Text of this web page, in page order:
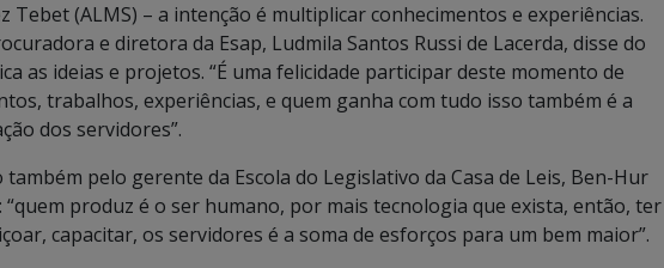
Tebet (ALMS) – a intenção é multiplicar conhecimentos e experiências.
e diretora da Esap, Ludmila Santos Russi de Lacerda, disse do
as ideias e projetos. “É uma felicidade participar deste momento de
trabalhos, experiências, e quem ganha com tudo isso também é a
dos servidores”.
pelo gerente da Escola do Legislativo da Casa de Leis, Ben-Hur
“quem produz é o ser humano, por mais tecnologia que exista, então, ter
capacitar, os servidores é a soma de esforços para um bem maior”.